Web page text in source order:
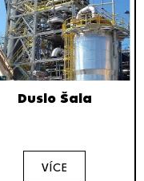
Duslo Šala
VÍCE